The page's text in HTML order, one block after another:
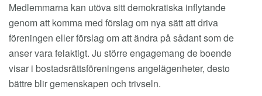
Medlemmarna kan utöva sitt demokratiska inflytande
genom att komma med förslag om nya sätt att driva
föreningen eller förslag om att ändra på sådant som de
anser vara felaktigt. Ju större engagemang de boende
visar i bostadsrättsföreningens angelägenheter, desto
bättre blir gemenskapen och trivseln.